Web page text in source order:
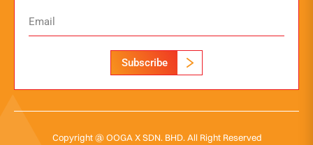
Subscribe
Copyright @ OOGA X SDN. BHD. All Right Reserved